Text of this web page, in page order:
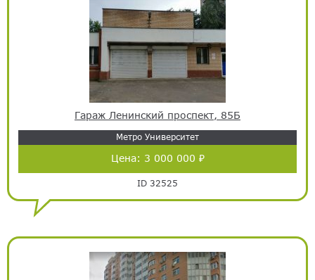
Гараж Ленинский проспект, 85Б
Метро Университет
Цена: 3 000 000 ₽
ID 32525